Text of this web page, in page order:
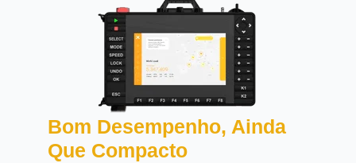
Bom Desempenho, Ainda
Que Compacto